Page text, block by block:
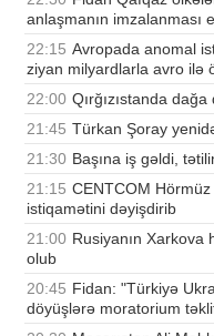
anlaşmanın imzalanması
22:15 Avropada anomal
ziyan milyardlarla avro ilə
22:00 Qırğızıstanda
21:45 Türkan Şoray
21:30 Başına iş gəldi,
21:15 CENTCOM
istiqamətini dəyişdirib
21:00 Rusiyanın Xarkova
olub
20:45 Fidan: "Türkiyə
döyüşlərə moratorium